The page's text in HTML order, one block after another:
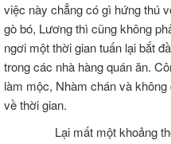
việc này chẳng có gì hứng thú
gò bó, Lương thì cũng không
ngơi một thời gian tuấn lại bắt
trong các nhà hàng quán ăn.
làm mộc, Nhàm chán và
về thời gian.
Lại mất một khoảng thời